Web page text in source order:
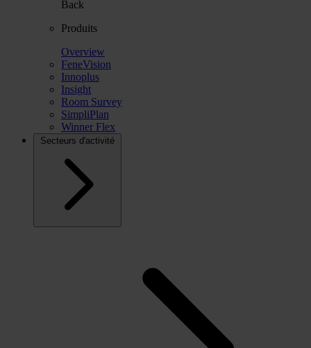
Back
Produits
Overview
FeneVision
Innoplus
Insight
Room Survey
SimpliPlan
Winner Flex
Secteurs d'activité